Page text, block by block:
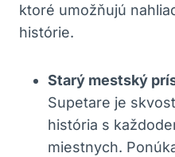
ktoré umožňujú
histórie.
Starý mestský
Supetare je
história s
miestnych.